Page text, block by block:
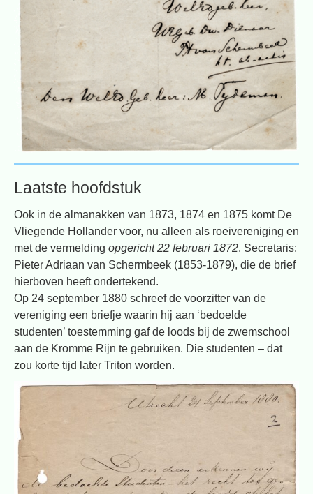
Laatste hoofdstuk
Ook in de almanakken van 1873, 1874 en 1875 komt De
Vliegende Hollander voor, nu alleen als roeivereniging en
met de vermelding opgericht 22 februari 1872. Secretaris:
Pieter Adriaan van Schermbeek (1853-1879), die de brief
hierboven heeft ondertekend.
Op 24 september 1880 schreef de voorzitter van de
vereniging een briefje waarin hij aan ‘bedoelde
studenten’ toestemming gaf de loods bij de zwemschool
aan de Kromme Rijn te gebruiken. Die studenten – dat
zou korte tijd later Triton worden.